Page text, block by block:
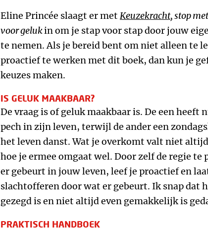
Eline Princée slaagt er met Keuzekracht, stop
voor gelukin om je stap voor stap door jouw
te nemen. Als je bereid bent om niet alleen te
proactief te werken met dit boek, dan kun je
keuzes maken.
IS GELUK MAAKBAAR?
De vraag is of geluk maakbaar is. De een heeft
pech in zijn leven, terwijl de ander een
het leven danst. Wat je overkomt valt niet
hoe je ermee omgaat wel. Door zelf de regie te
er gebeurt in jouw leven, leef je proactief en
slachtofferen door wat er gebeurt. Ik snap dat
gezegd is en niet altijd even gemakkelijk is
PRAKTISCH HANDBOEK